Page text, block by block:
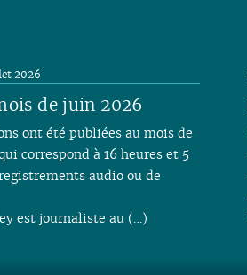
de juin 2026
2026
ont été publiées au mois de
correspond à 16 heures et 5
audio ou de
est journaliste au (…)